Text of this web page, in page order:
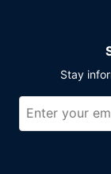
Stay